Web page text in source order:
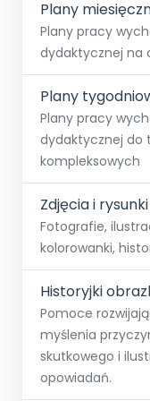
+48 12
O miesięczniku
Strona główna
O Akademii
Poznaj pakiet
Testuj
Wszystkie
Skontaktuj się
Plany
Plany pracy
dydaktycznej na
Plany
Plany pracy
dydaktycznej do
kompleksowych
Zdjęcia i rysunki
Fotografie,
kolorowanki,
Historyjki
Pomoce
myślenia
skutkowego i
opowiadań.